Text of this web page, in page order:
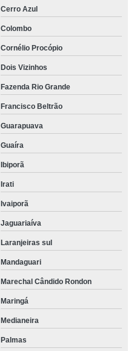
Cerro Azul
Colombo
Cornélio Procópio
Dois Vizinhos
Fazenda Rio Grande
Francisco Beltrão
Guarapuava
Guaíra
Ibiporã
Irati
Ivaiporã
Jaguariaíva
Laranjeiras sul
Mandaguari
Marechal Cândido Rondon
Maringá
Medianeira
Palmas